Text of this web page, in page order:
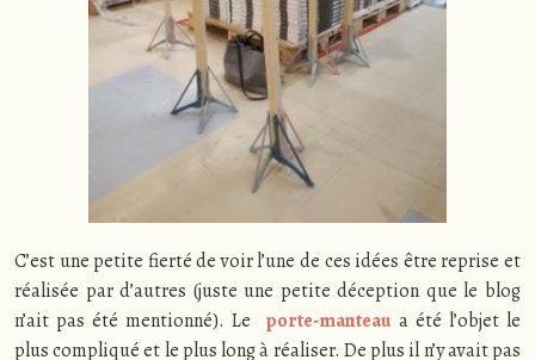
C’est une petite fierté de voir l’une de ces idées être reprise et
réalisée par d’autres (juste une petite déception que le blog
n’ait pas été mentionné). Le porte-manteaua été l’objet le
plus compliqué et le plus long à réaliser. De plus il n’y avait pas